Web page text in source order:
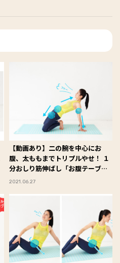
【動画あり】二の腕を中心にお
腹、太ももまでトリプルやせ！ １
分おしり筋伸ばし「お腹テーブ
ル」
2021.06.27